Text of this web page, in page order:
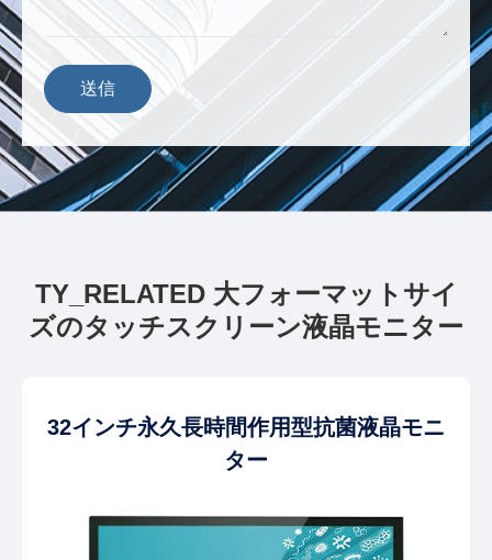
送信
TY_RELATED 大フォーマットサイ
ズのタッチスクリーン液晶モニター
32インチ永久長時間作用型抗菌液晶モニ
ター